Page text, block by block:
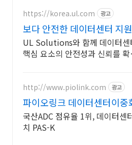
https://korea.ul.com 광고
보다 안전한 데이터센터 지
이터센터 인증
UL Solutions와 함께 데이터센
핵심 요소의 안전성과 신뢰를 확
http://www.piolink.com 광고
파이오링크 데이터센터이중
국산ADC 점유율 1위, 데이터센
치 PAS-K